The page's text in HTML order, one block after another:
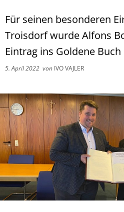
Für seinen besonderen
Troisdorf wurde Alfons
Eintrag ins Goldene
5. April 2022 von IVO VAJLER